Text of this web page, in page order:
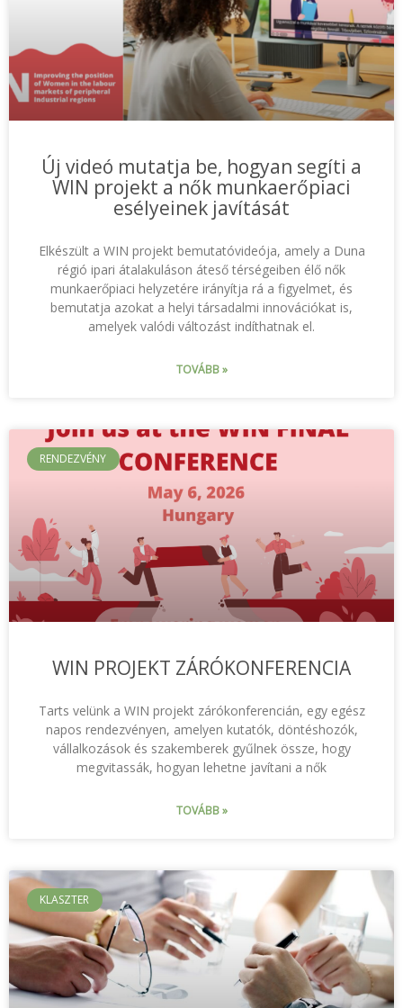
Új videó mutatja be, hogyan segíti a
WIN projekt a nők munkaerőpiaci
esélyeinek javítását
Elkészült a WIN projekt bemutatóvideója, amely a Duna
régió ipari átalakuláson áteső térségeiben élő nők
munkaerőpiaci helyzetére irányítja rá a figyelmet, és
bemutatja azokat a helyi társadalmi innovációkat is,
amelyek valódi változást indíthatnak el.
TOVÁBB »
RENDEZVÉNY
WIN PROJEKT ZÁRÓKONFERENCIA
Tarts velünk a WIN projekt zárókonferencián, egy egész
napos rendezvényen, amelyen kutatók, döntéshozók,
vállalkozások és szakemberek gyűlnek össze, hogy
megvitassák, hogyan lehetne javítani a nők
TOVÁBB »
KLASZTER